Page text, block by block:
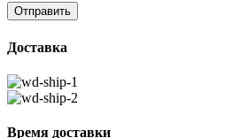
Доставка
Время доставки